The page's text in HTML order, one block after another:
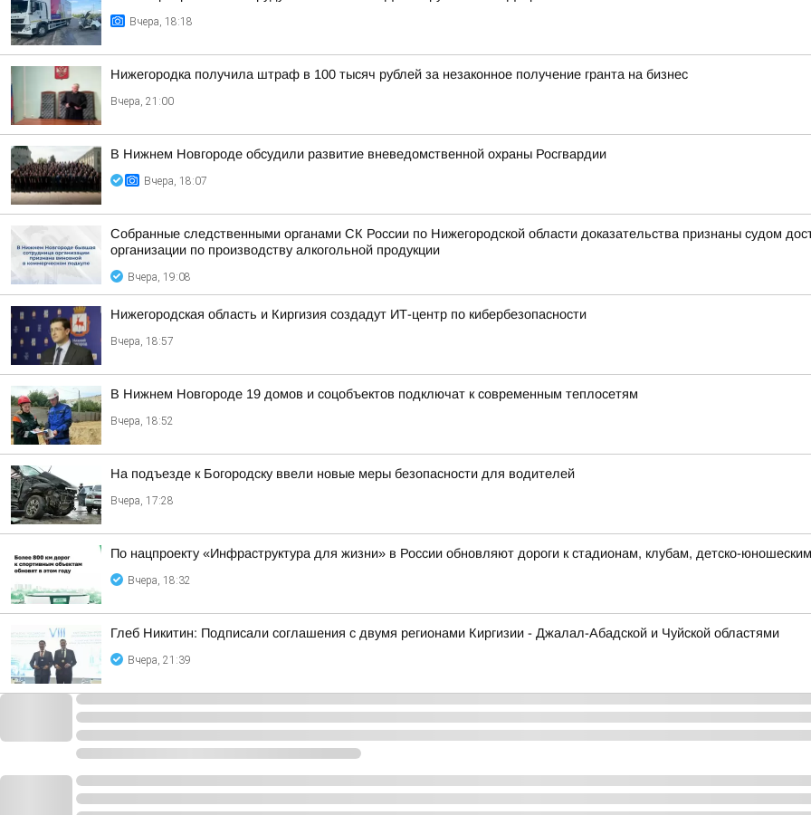
Вчера, 18:18
Нижегородка получила штраф в 100 тысяч рублей за незаконное получение гранта на бизнес
Вчера, 21:00
В Нижнем Новгороде обсудили развитие вневедомственной охраны Росгвардии
Вчера, 18:07
Собранные следственными органами СК России по Нижегородской области доказательства признаны судом
организации по производству алкогольной продукции
Вчера, 19:08
Нижегородская область и Киргизия создадут ИТ-центр по кибербезопасности
Вчера, 18:57
В Нижнем Новгороде 19 домов и соцобъектов подключат к современным теплосетям
Вчера, 18:52
На подъезде к Богородску ввели новые меры безопасности для водителей
Вчера, 17:28
По нацпроекту «Инфраструктура для жизни» в России обновляют дороги к стадионам, клубам, детско-
Вчера, 18:32
Глеб Никитин: Подписали соглашения с двумя регионами Киргизии - Джалал-Абадской и Чуйской областями
Вчера, 21:39